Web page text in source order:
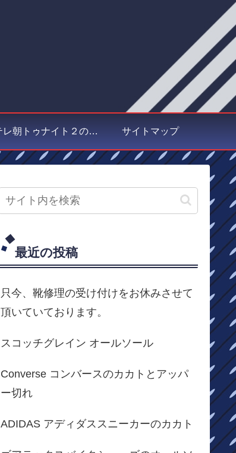
テレ朝トゥナイト２の取材 サイトマップ
最近の投稿
只今、靴修理の受け付けをお休みさせて
頂いていております。
スコッチグレイン オールソール
Converse コンバースのカカトとアッパ
ー切れ
ADIDAS アディダススニーカーのカカト